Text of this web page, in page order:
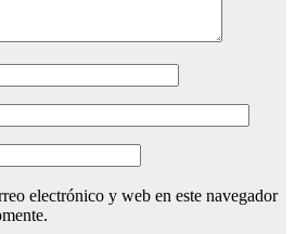
electrónico y web en este navegador